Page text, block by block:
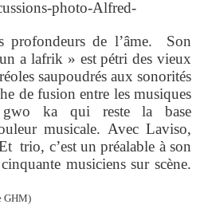
profondeurs de l’âme. Son
a lafrik » est pétri des vieux
saupoudrés aux sonorités
de fusion entre les musiques
gwo ka qui reste la base
musicale. Avec Laviso,
trio, c’est un préalable à son
musiciens sur scène.
GHM)